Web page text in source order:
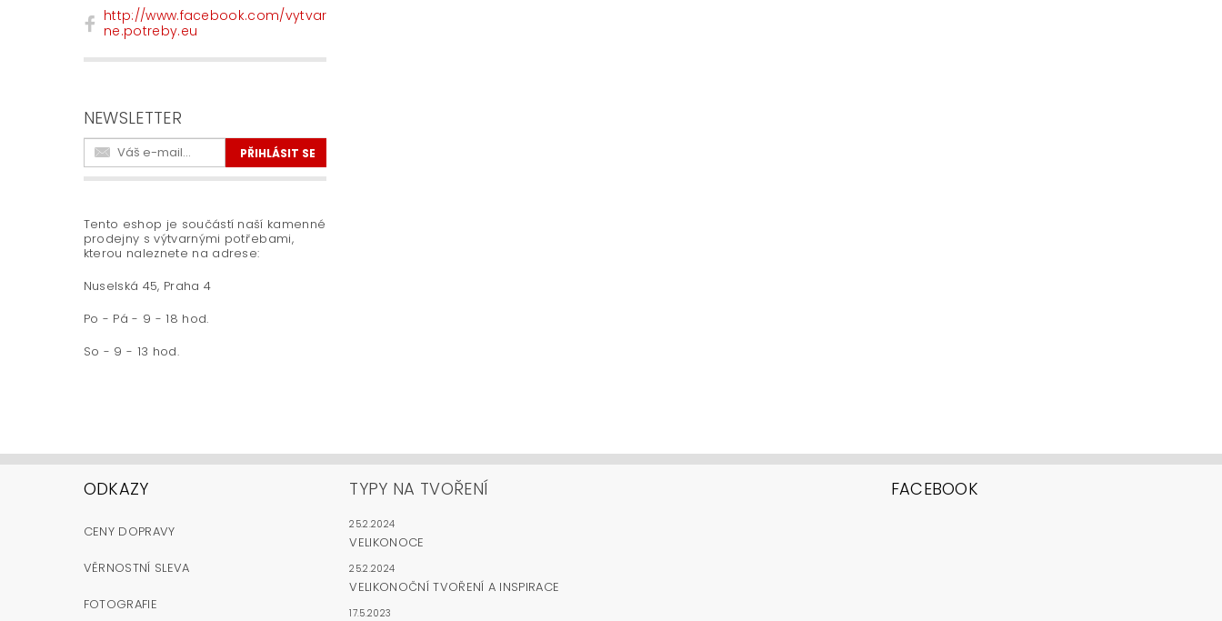
http://www.facebook.com/vytvar
ne.potreby.eu
NEWSLETTER
Tento eshop je součástí naší kamenné
prodejny s výtvarnými potřebami,
kterou naleznete na adrese:
Nuselská 45, Praha 4
Po - Pá - 9 - 18 hod.
So - 9 - 13 hod.
ODKAZY
CENY DOPRAVY
VĚRNOSTNÍ SLEVA
FOTOGRAFIE
TYPY NA TVOŘENÍ
25.2.2024
VELIKONOCE
25.2.2024
VELIKONOČNÍ TVOŘENÍ A INSPIRACE
17.5.2023
FACEBOOK